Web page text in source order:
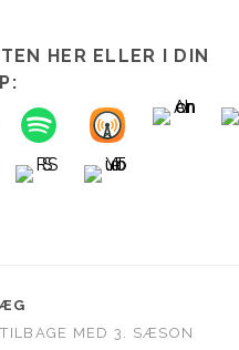
HER ELLER I DIN
MED 3. SÆSON